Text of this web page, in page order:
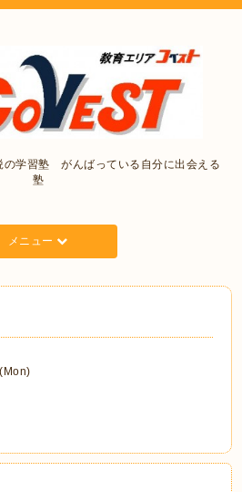
の学習塾 がんばっている自分に出会える
塾
メニュー